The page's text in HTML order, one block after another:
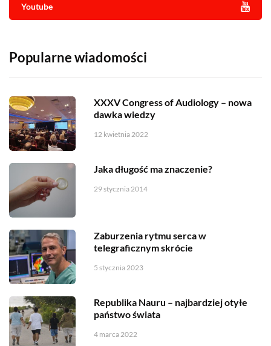
Youtube
Popularne wiadomości
XXXV Congress of Audiology – nowa
dawka wiedzy
12 kwietnia 2022
Jaka długość ma znaczenie?
29 stycznia 2014
Zaburzenia rytmu serca w
telegraficznym skrócie
5 stycznia 2023
Republika Nauru – najbardziej otyłe
państwo świata
4 marca 2022